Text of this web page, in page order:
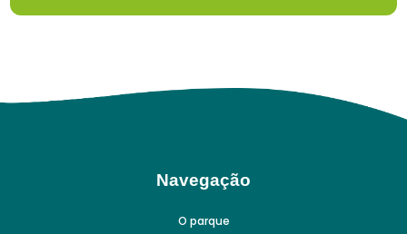
Navegação
O parque